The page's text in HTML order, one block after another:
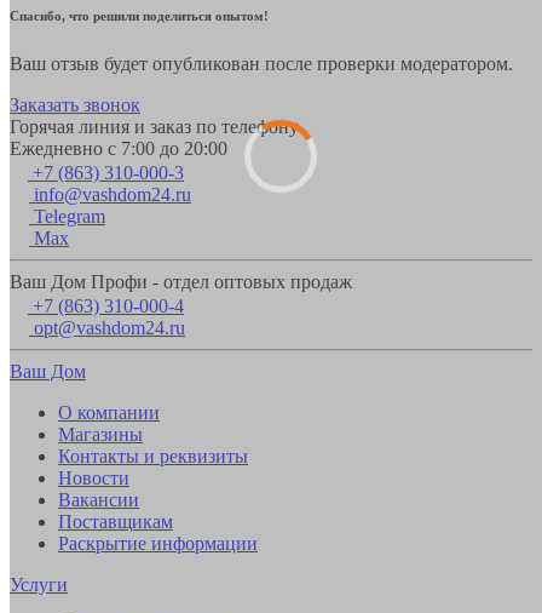
Спасибо, что решили поделиться опытом!
Ваш отзыв будет опубликован после проверки модератором.
Заказать звонок
Горячая линия и заказ по телефону
Ежедневно с 7:00 до 20:00
+7 (863) 310-000-3
info@vashdom24.ru
Telegram
Max
Ваш Дом Профи - отдел оптовых продаж
+7 (863) 310-000-4
opt@vashdom24.ru
Ваш Дом
О компании
Магазины
Контакты и реквизиты
Новости
Вакансии
Поставщикам
Раскрытие информации
Услуги